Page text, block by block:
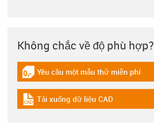
Không chắc về độ phù hợp?
igus-icon-gratismuster
Yêu cầu một mẫu thử miễn phí
igus-icon-cad-dateien
Tải xuống dữ liệu CAD